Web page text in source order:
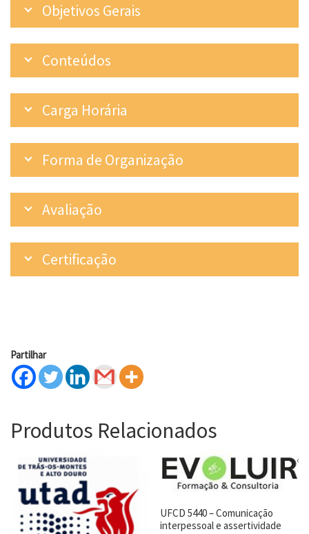
Objetivos Gerais
Conteúdos
Carga Horária
Forma de Organização
Avaliação
Certificação
Partilhar
Produtos Relacionados
UFCD 5440 – Comunicação
interpessoal e assertividade